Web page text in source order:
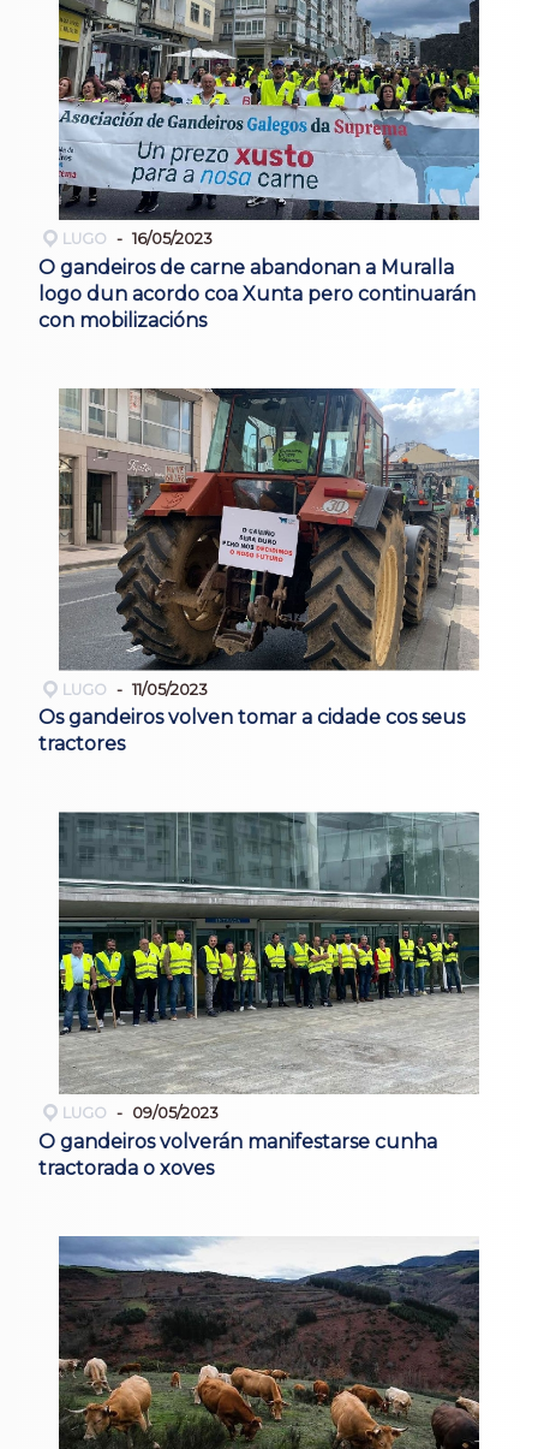
LUGO 16/05/2023
O gandeiros de carne abandonan a Muralla
logo dun acordo coa Xunta pero continuarán
con mobilizacións
LUGO 11/05/2023
Os gandeiros volven tomar a cidade cos seus
tractores
LUGO 09/05/2023
O gandeiros volverán manifestarse cunha
tractorada o xoves